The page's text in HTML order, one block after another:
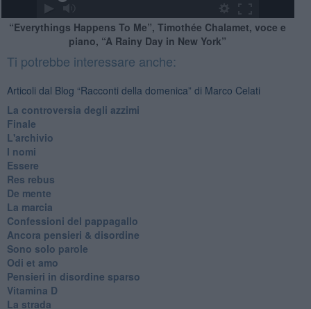
“Everythings Happens To Me”, Timothée Chalamet, voce e
piano, “A Rainy Day in New York”
Ti potrebbe interessare anche:
Articoli dal Blog “Racconti della domenica” di Marco Celati
La controversia degli azzimi
Finale
L'archivio
I nomi
Essere
Res rebus
De mente
La marcia
Confessioni del pappagallo
Ancora pensieri & disordine
Sono solo parole
Odi et amo
Pensieri in disordine sparso
Vitamina D
La strada